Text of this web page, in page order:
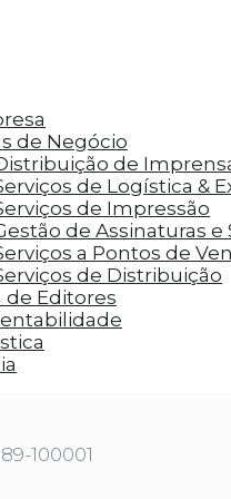
com base nas
de Negócio
de
de Logística &
de Impressão
de Assinaturas e
a Pontos de
de Distribuição
de Editores
100001